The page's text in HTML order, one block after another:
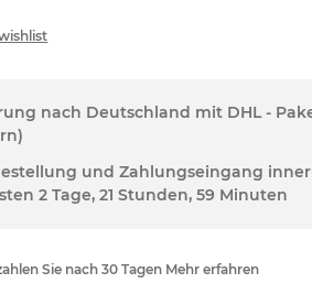
nach Deutschland mit DHL -
und Zahlungseingang
2 Tage, 21 Stunden, 59 Minuten
Sie nach 30 Tagen Mehr erfahren